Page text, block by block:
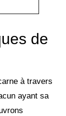
de
à travers
ayant sa